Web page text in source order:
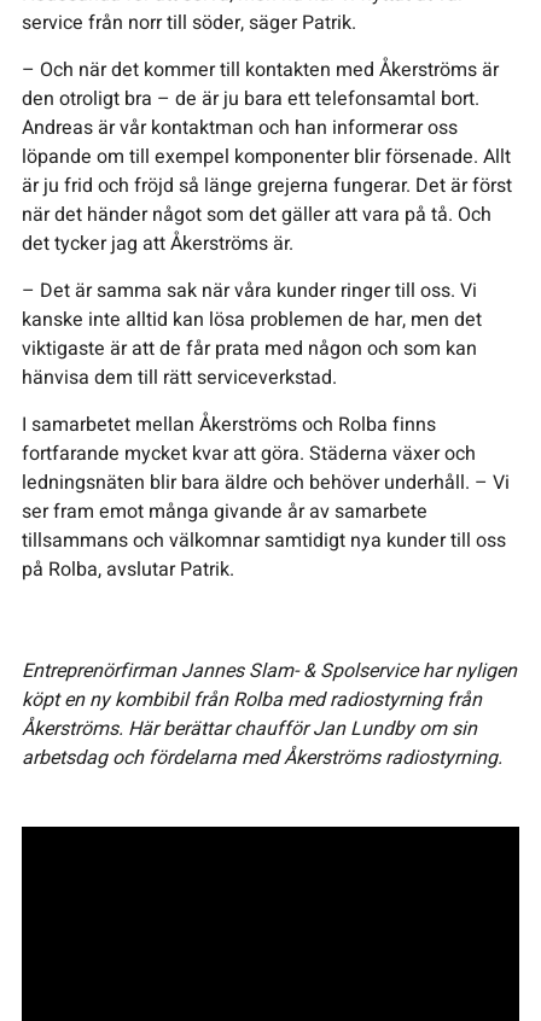
service från norr till söder, säger Patrik.
– Och när det kommer till kontakten med Åkerströms är
den otroligt bra – de är ju bara ett telefonsamtal bort.
Andreas är vår kontaktman och han informerar oss
löpande om till exempel komponenter blir försenade. Allt
är ju frid och fröjd så länge grejerna fungerar. Det är först
när det händer något som det gäller att vara på tå. Och
det tycker jag att Åkerströms är.
– Det är samma sak när våra kunder ringer till oss. Vi
kanske inte alltid kan lösa problemen de har, men det
viktigaste är att de får prata med någon och som kan
hänvisa dem till rätt serviceverkstad.
I samarbetet mellan Åkerströms och Rolba finns
fortfarande mycket kvar att göra. Städerna växer och
ledningsnäten blir bara äldre och behöver underhåll. – Vi
ser fram emot många givande år av samarbete
tillsammans och välkomnar samtidigt nya kunder till oss
på Rolba, avslutar Patrik.
Entreprenörfirman Jannes Slam- & Spolservice har nyligen
köpt en ny kombibil från Rolba med radiostyrning från
Åkerströms. Här berättar chaufför Jan Lundby om sin
arbetsdag och fördelarna med Åkerströms radiostyrning.